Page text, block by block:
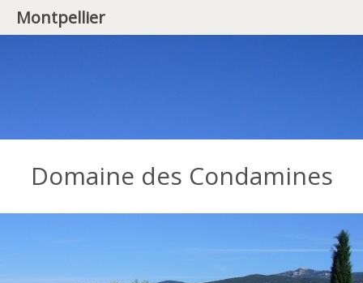
Domaine des Condamines
Montpellier